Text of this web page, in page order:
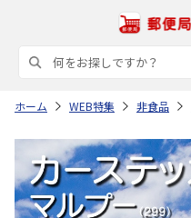
ホーム WEB特集 非食品